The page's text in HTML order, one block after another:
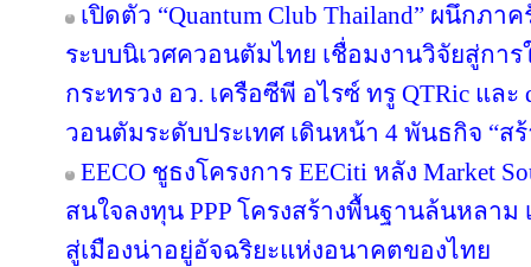
เปิดตัว “Quantum Club Thailand” ผนึกภ
ระบบนิเวศควอนตัมไทย เชื่อมงานวิจัยสู่กา
กระทรวง อว. เครือซีพี อไรซ์ ทรู QTRic แล
วอนตัมระดับประเทศ เดินหน้า 4 พันธกิจ “สร้
EECO ชูธงโครงการ EECiti หลัง Market
สนใจลงทุน PPP โครงสร้างพื้นฐานล้นหลา
สู่เมืองน่าอยู่อัจฉริยะแห่งอนาคตของไทย